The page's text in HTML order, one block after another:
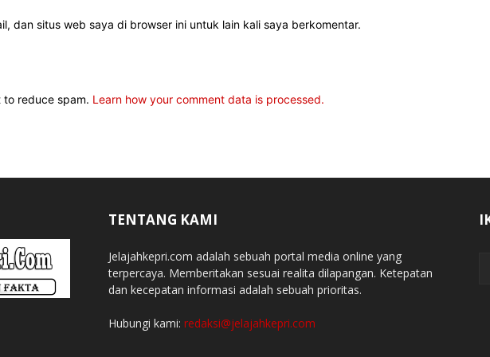
dan situs web saya di browser ini untuk lain kali saya berkomentar.
to reduce spam. Learn how your comment data is processed.
TENTANG KAMI
Jelajahkepri.com adalah sebuah portal media online yang
terpercaya. Memberitakan sesuai realita dilapangan. Ketepatan
dan kecepatan informasi adalah sebuah prioritas.
Hubungi kami: redaksi@jelajahkepri.com